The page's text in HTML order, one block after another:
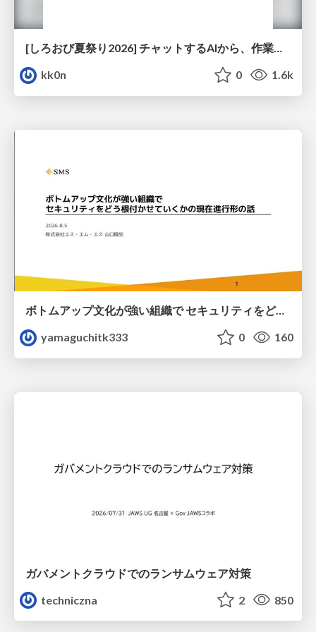
kk0n
0 1.6k
ボトムアップ文化が強い組織で セキュリティをどう根付かせていくかの現在進行形の話 / Making Security Stick in a Bottom-Up Organization
yamaguchitk333
0 160
ガバメントクラウドでのランサムウェア対策
techniczna
2 850